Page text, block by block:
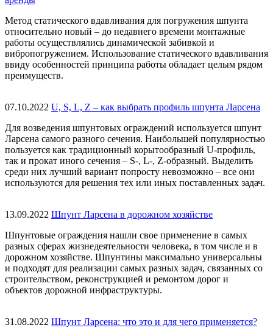
Метод статического вдавливания для погружения шпунта
относительно новый – до недавнего времени монтажные
работы осуществлялись динамической забивкой и
вибропогружением. Использование статического вдавливания
ввиду особенностей принципа работы обладает целым рядом
преимуществ.
07.10.2022 U, S, L, Z – как выбрать профиль шпунта Ларсена
Для возведения шпунтовых ограждений используется шпунт
Ларсена самого разного сечения. Наибольшей популярностью
пользуется как традиционный корытообразный U-профиль,
так и прокат иного сечения – S-, L-, Z-образный. Выделить
среди них лучший вариант попросту невозможно – все они
используются для решения тех или иных поставленных задач.
13.09.2022 Шпунт Ларсена в дорожном хозяйстве
Шпунтовые ограждения нашли свое применение в самых
разных сферах жизнедеятельности человека, в том числе и в
дорожном хозяйстве. Шпунтины максимально универсальны
и подходят для реализации самых разных задач, связанных со
строительством, реконструкцией и ремонтом дорог и
объектов дорожной инфраструктуры.
31.08.2022 Шпунт Ларсена: что это и для чего применяется?